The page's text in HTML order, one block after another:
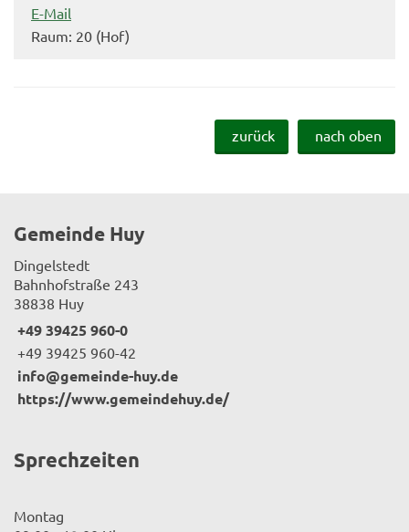
E-Mail
Raum: 20 (Hof)
zurück nach oben
Gemeinde Huy
Dingelstedt
Bahnhofstraße 243
38838 Huy
+49 39425 960-0
+49 39425 960-42
info@gemeinde-huy.de
https://www.gemeindehuy.de/
Sprechzeiten
Montag